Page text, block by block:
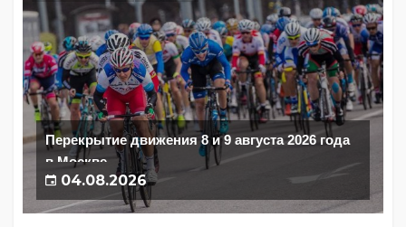
Перекрытие движения 8 и 9 августа 2026 года
в Москве
04.08.2026